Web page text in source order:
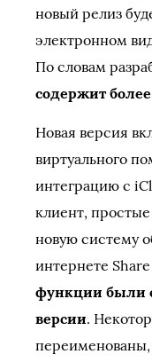
новый релиз
электронном
По словам
содержит
Новая версия
виртуального
интеграцию с
клиент,
новую систему
интернете
функции были
версии.